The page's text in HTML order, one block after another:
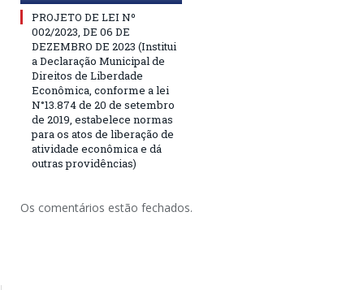
PROJETO DE LEI Nº
002/2023, DE 06 DE
DEZEMBRO DE 2023 (Institui
a Declaração Municipal de
Direitos de Liberdade
Econômica, conforme a lei
N°13.874 de 20 de setembro
de 2019, estabelece normas
para os atos de liberação de
atividade econômica e dá
outras providências)
Os comentários estão fechados.